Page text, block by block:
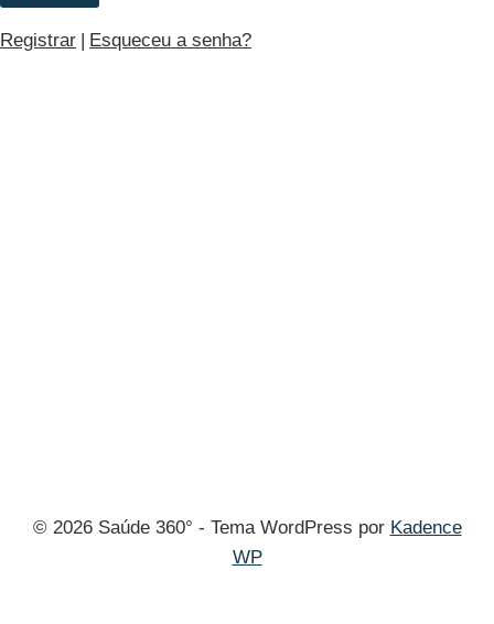
Registrar | Esqueceu a senha?
© 2026 Saúde 360° - Tema WordPress por Kadence
WP